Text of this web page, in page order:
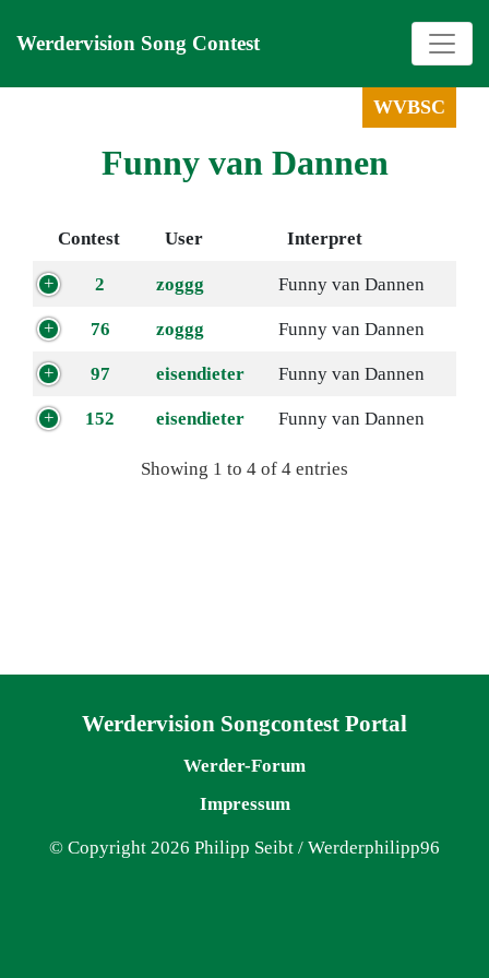
Werdervision Song Contest
WVBSC
Funny van Dannen
Contest User Interpret
2 zoggg Funny van Dannen
76 zoggg Funny van Dannen
97 eisendieter Funny van Dannen
152 eisendieter Funny van Dannen
Showing 1 to 4 of 4 entries
Werdervision Songcontest Portal
Werder-Forum
Impressum
© Copyright 2026 Philipp Seibt / Werderphilipp96